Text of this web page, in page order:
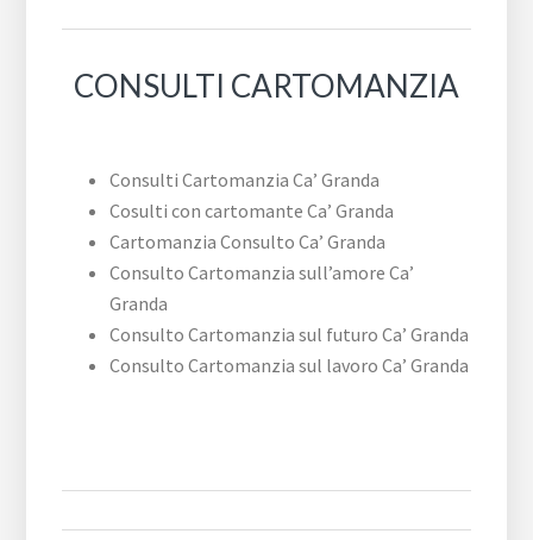
CONSULTI CARTOMANZIA
Consulti Cartomanzia Ca’ Granda
Cosulti con cartomante Ca’ Granda
Cartomanzia Consulto Ca’ Granda
Consulto Cartomanzia sull’amore Ca’
Granda
Consulto Cartomanzia sul futuro Ca’ Granda
Consulto Cartomanzia sul lavoro Ca’ Granda